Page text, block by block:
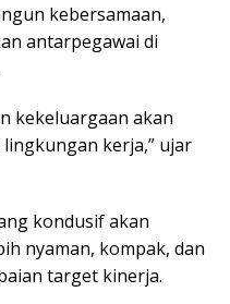
kebersamaan,
antarpegawai di
kekeluargaan akan
kerja,” ujar
kondusif akan
nyaman, kompak, dan
target kinerja.